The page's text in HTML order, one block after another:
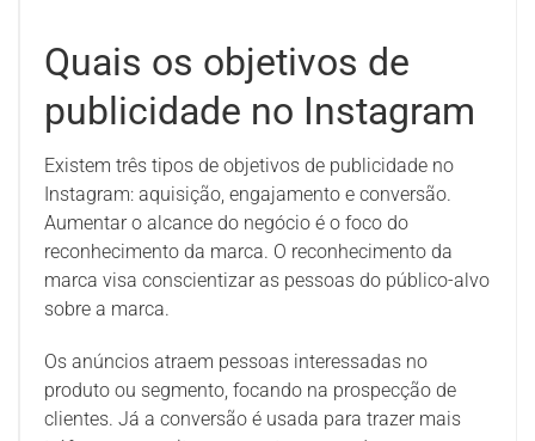
Quais os objetivos de
publicidade no Instagram
Existem três tipos de objetivos de publicidade no
Instagram: aquisição, engajamento e conversão.
Aumentar o alcance do negócio é o foco do
reconhecimento da marca. O reconhecimento da
marca visa conscientizar as pessoas do público-alvo
sobre a marca.
Os anúncios atraem pessoas interessadas no
produto ou segmento, focando na prospecção de
clientes. Já a conversão é usada para trazer mais